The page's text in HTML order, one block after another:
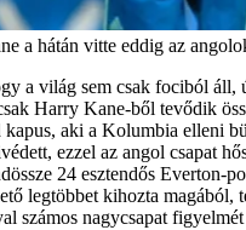
a hátán vitte eddig az
a világ sem csak fociból áll,
Harry Kane-ből tevődik
aki a Kolumbia elleni
ezzel az angol csapat
24 esztendős Everton-
legtöbbet kihozta magából,
számos nagycsapat